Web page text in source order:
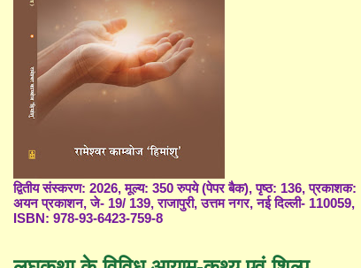
द्वितीय संस्करण: 2026, मूल्य: 350 रुपये (पेपर बैक), पृष्ठ: 136, प्रकाशक:
अयन प्रकाशन, जे- 19/ 139, राजापुरी, उत्तम नगर, नई दिल्ली- 110059,
ISBN: 978-93-6423-759-8